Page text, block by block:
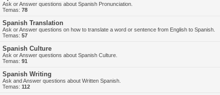
Ask or Answer questions about Spanish Pronunciation.
Temas: 78
Spanish Translation
Ask or Answer questions on how to translate a word or sentence from English to Spanish.
Temas: 57
Spanish Culture
Ask or Answer questions about Spanish Culture.
Temas: 91
Spanish Writing
Ask and Answer questions about Written Spanish.
Temas: 112